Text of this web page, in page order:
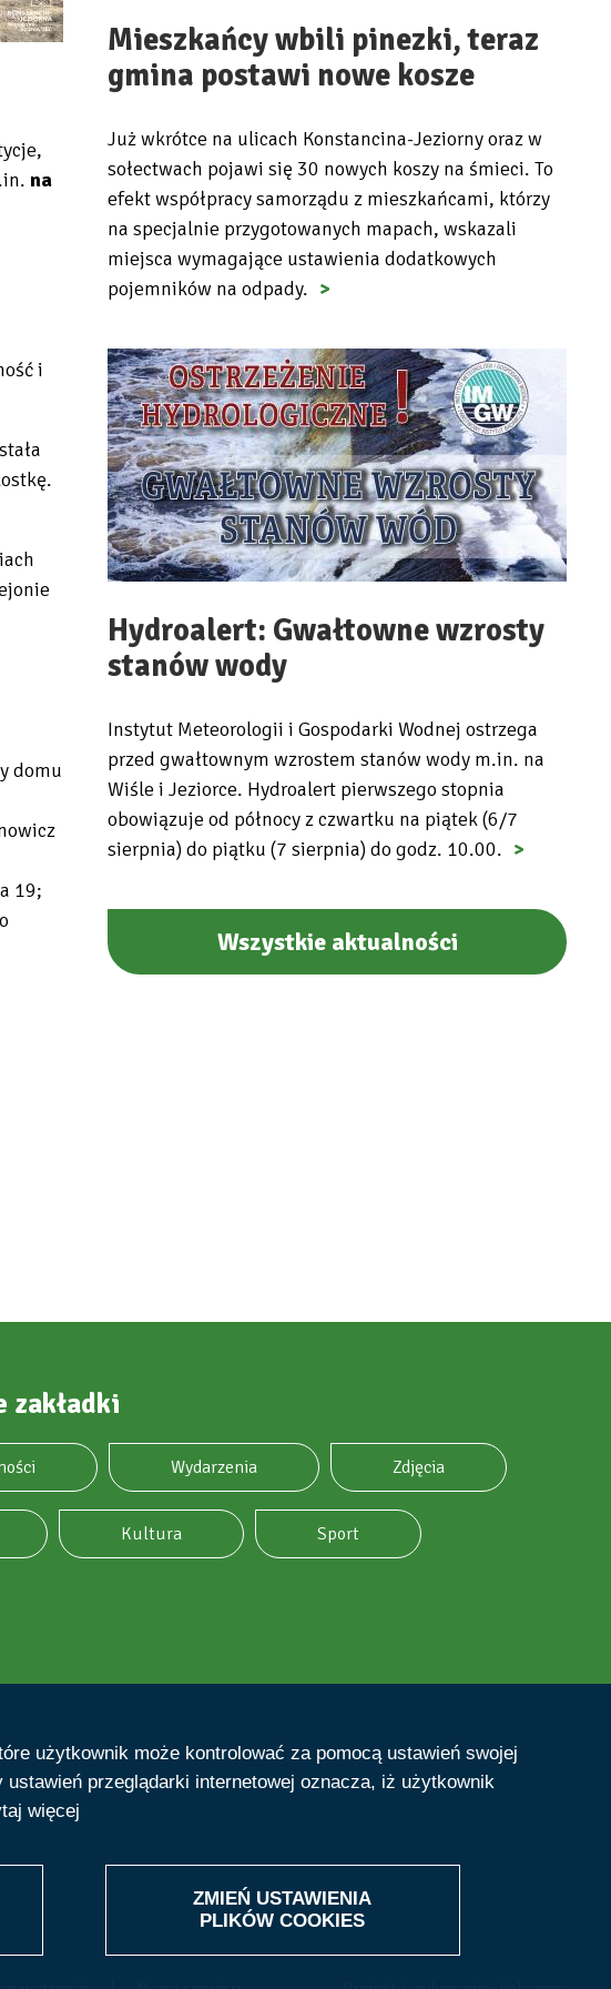
użytkownik może kontrolować za pomocą ustawień swojej
przeglądarki internetowej oznacza, iż użytkownik
więcej
ZMIEŃ USTAWIENIA
PLIKÓWCOOKIES
na
i
domu
19;
Mieszkańcy wbili pinezki, teraz
gmina postawi nowe kosze
Już wkrótce na ulicach Konstancina-Jeziorny oraz w
sołectwach pojawi się 30 nowych koszy na śmieci. To
efekt współpracy samorządu z mieszkańcami, którzy
na specjalnie przygotowanych mapach, wskazali
miejsca wymagające ustawienia dodatkowych
pojemników na odpady.
Hydroalert: Gwałtowne wzrosty
stanów wody
Instytut Meteorologii i Gospodarki Wodnej ostrzega
przed gwałtownym wzrostem stanów wody m.in. na
Wiśle i Jeziorce. Hydroalert pierwszego stopnia
obowiązuje od północy z czwartku na piątek (6/7
sierpnia) do piątku (7 sierpnia) do godz. 10.00.
Wszystkie aktualności
zakładki
Wydarzenia Zdjęcia
Kultura Sport